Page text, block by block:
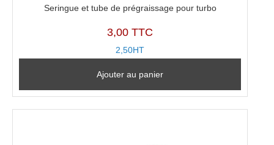
Seringue et tube de prégraissage pour turbo
3,00 TTC
2,50HT
Ajouter au panier